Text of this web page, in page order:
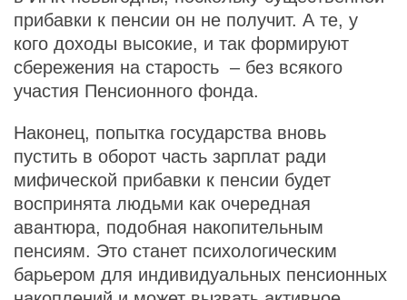
прибавки к пенсии он не получит. А те, у
кого доходы высокие, и так формируют
сбережения на старость – без всякого
участия Пенсионного фонда.
Наконец, попытка государства вновь
пустить в оборот часть зарплат ради
мифической прибавки к пенсии будет
воспринята людьми как очередная
авантюра, подобная накопительным
пенсиям. Это станет психологическим
барьером для индивидуальных пенсионных